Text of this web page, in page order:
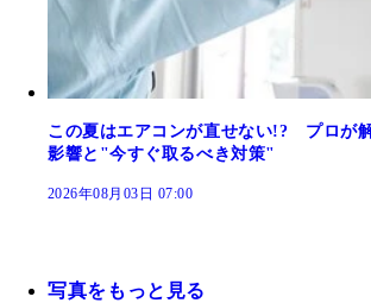
この夏はエアコンが直せない!? プロが
影響と"今すぐ取るべき対策"
2026年08月03日 07:00
写真をもっと見る